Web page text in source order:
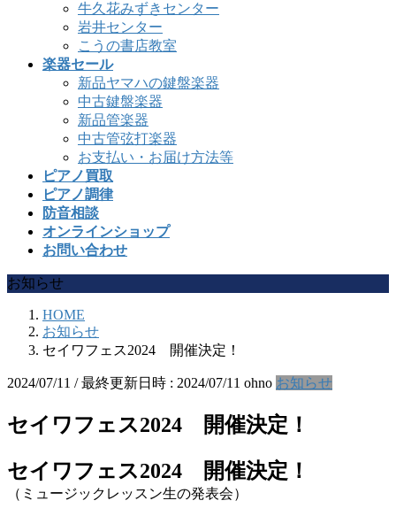
牛久花みずきセンター
岩井センター
こうの書店教室
楽器セール
新品ヤマハの鍵盤楽器
中古鍵盤楽器
新品管楽器
中古管弦打楽器
お支払い・お届け方法等
ピアノ買取
ピアノ調律
防音相談
オンラインショップ
お問い合わせ
お知らせ
HOME
お知らせ
セイワフェス2024 開催決定！
2024/07/11 / 最終更新日時 : 2024/07/11 ohno お知らせ
セイワフェス2024 開催決定！
セイワフェス2024 開催決定！
（ミュージックレッスン生の発表会）